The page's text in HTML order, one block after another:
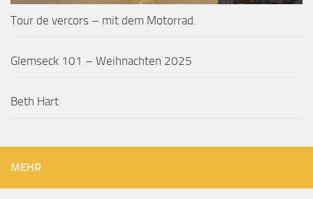
Tour de vercors – mit dem Motorrad.
Glemseck 101 – Weihnachten 2025
Beth Hart
MEHR